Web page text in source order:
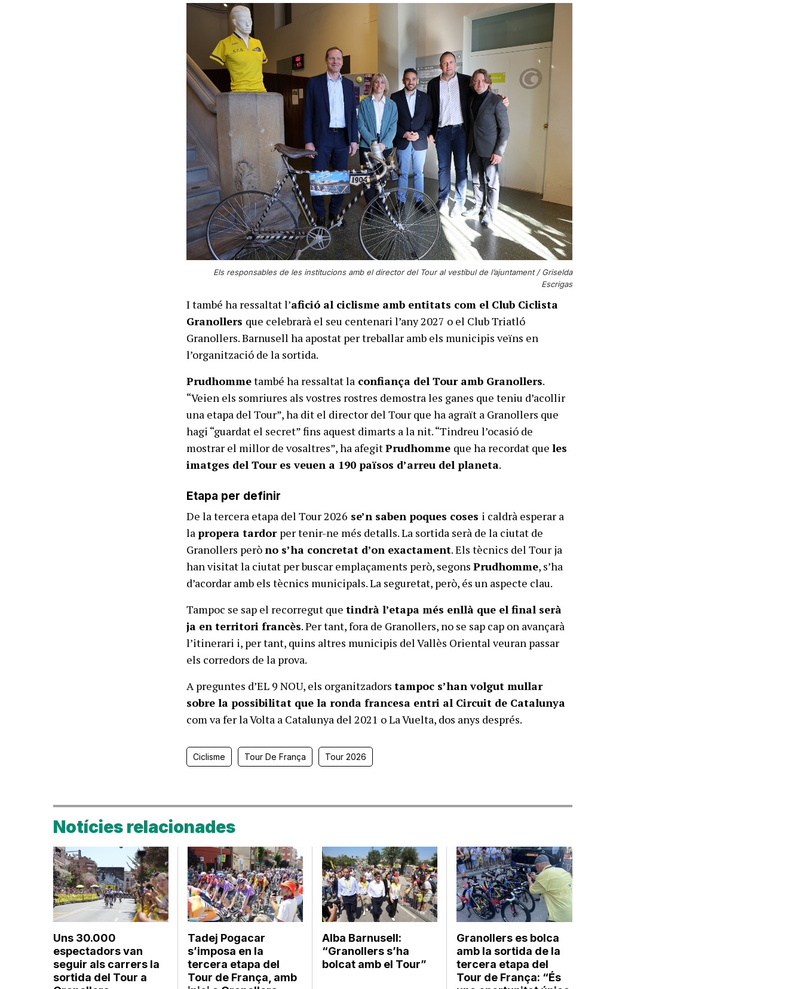
Els responsables de les institucions amb el director del Tour al vestíbul de l’ajuntament / Griselda
Escrigas
I també ha ressaltat l’afició al ciclisme amb entitats com el Club Ciclista
Granollers que celebrarà el seu centenari l’any 2027 o el Club Triatló
Granollers. Barnusell ha apostat per treballar amb els municipis veïns en
l’organització de la sortida.
Prudhommetambé ha ressaltat la confiança del Tour amb Granollers.
“Veien els somriures als vostres rostres demostra les ganes que teniu d’acollir
una etapa del Tour”, ha dit el director del Tour que ha agraït a Granollers que
hagi “guardat el secret” fins aquest dimarts a la nit. “Tindreu l’ocasió de
mostrar el millor de vosaltres”, ha afegitPrudhomme que ha recordat queles
imatges del Tour es veuen a 190 països d’arreu del planeta.
Etapa per definir
De la tercera etapa del Tour 2026 se’n saben poques coses i caldrà esperar a
lapropera tardor per tenir-ne més detalls. La sortida serà de la ciutat de
Granollers peròno s’ha concretat d’on exactament. Els tècnics del Tour ja
han visitat la ciutat per buscar emplaçaments però, segonsPrudhomme, s’ha
d’acordar amb els tècnics municipals. La seguretat, però, és un aspecte clau.
Tampoc se sap el recorregut quetindrà l’etapa més enllà que el final serà
ja en territori francès. Per tant, fora de Granollers, no se sap cap on avançarà
l’itinerari i, per tant, quins altres municipis del Vallès Oriental veuran passar
els corredors de la prova.
A preguntes d’EL 9 NOU, els organitzadorstampoc s’han volgut mullar
sobre la possibilitat que la ronda francesa entri al Circuit de Catalunya
com va fer la Volta a Catalunya del 2021 o La Vuelta, dos anys després.
Ciclisme Tour De França Tour 2026
Notícies relacionades
Uns 30.000
espectadors van
seguir als carrers la
sortida del Tour a
Tadej Pogacar
s’imposa en la
tercera etapa del
Tour de França, amb
Alba Barnusell:
“Granollers s’ha
bolcat amb el Tour”
Granollers es bolca
amb la sortida de la
tercera etapa del
Tour de França: “És